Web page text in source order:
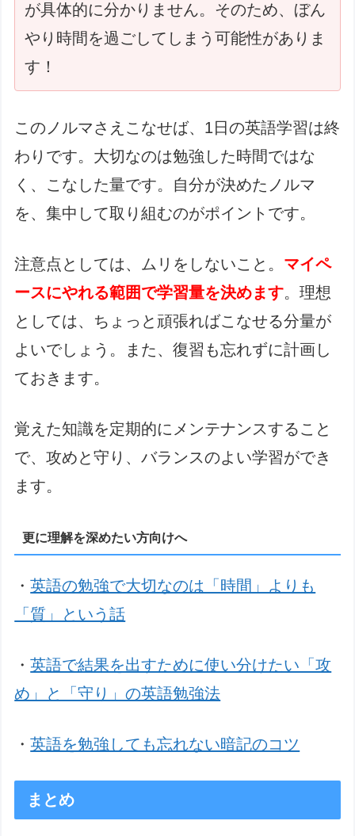
が具体的に分かりません。そのため、ぼん
やり時間を過ごしてしまう可能性がありま
す！
このノルマさえこなせば、1日の英語学習は終
わりです。大切なのは勉強した時間ではな
く、こなした量です。自分が決めたノルマ
を、集中して取り組むのがポイントです。
注意点としては、ムリをしないこと。 マイペ
ースにやれる範囲で学習量を決めます。理想
としては、ちょっと頑張ればこなせる分量が
よいでしょう。また、復習も忘れずに計画し
ておきます。
覚えた知識を定期的にメンテナンスすること
で、攻めと守り、バランスのよい学習ができ
ます。
更に理解を深めたい方向けへ
・英語の勉強で大切なのは「時間」よりも
「質」という話
・英語で結果を出すために使い分けたい「攻
め」と「守り」の英語勉強法
・英語を勉強しても忘れない暗記のコツ
まとめ